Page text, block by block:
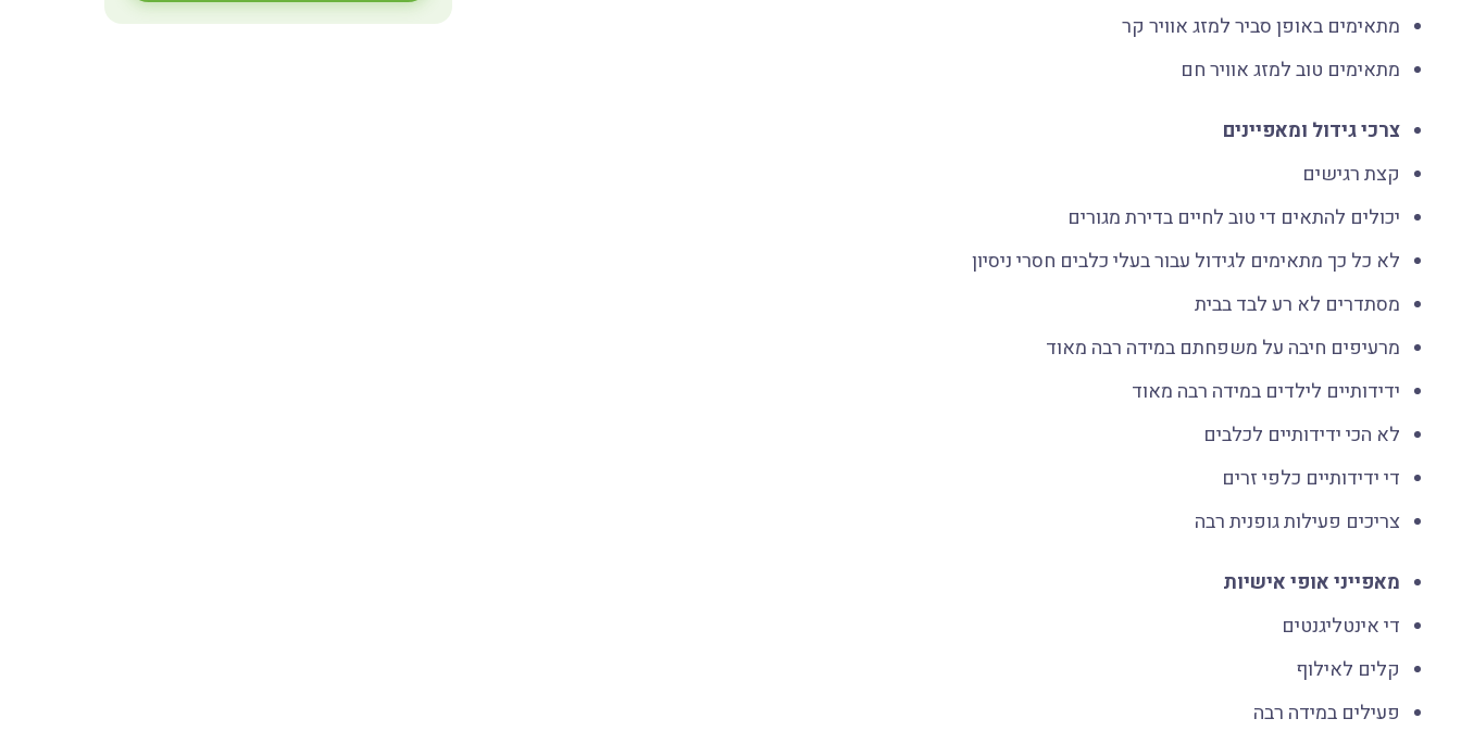
מתאימים באופן סביר למזג אוויר קר
מתאימים טוב למזג אוויר חם
צרכי גידול ומאפיינים
קצת רגישים
יכולים להתאים די טוב לחיים בדירת מגורים
לא כל כך מתאימים לגידול עבור בעלי כלבים חסרי ניסיון
מסתדרים לא רע לבד בבית
מרעיפים חיבה על משפחתם במידה רבה מאוד
ידידותיים לילדים במידה רבה מאוד
לא הכי ידידותיים לכלבים
די ידידותיים כלפי זרים
צריכים פעילות גופנית רבה
מאפייני אופי אישיות
די אינטליגנטים
קלים לאילוף
פעילים במידה רבה